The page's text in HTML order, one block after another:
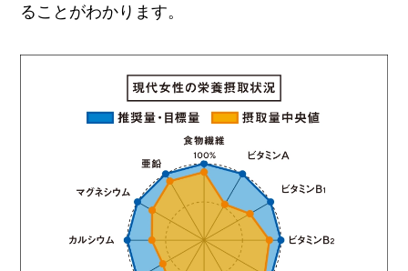
ることがわかります。